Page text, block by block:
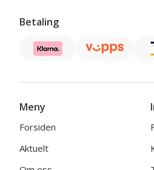
Betaling
Meny
Forsiden
Aktuelt